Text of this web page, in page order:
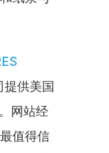
提供美国
网站经
值得信